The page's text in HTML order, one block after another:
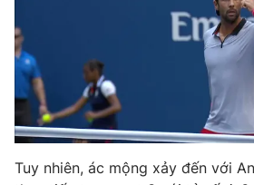
Khán giả
Giải sao mai
Âm nhạc
Sao
Du lịch
Làm đẹp
Chất lượng cuộc sống
Giáo dục
Tuyển sinh
Học trực tuyến
Công nghệ
Hitech Công nghệ tương lai
Giao lưu trực tuyến
Tuy nhiên, ác mộng xảy đến với